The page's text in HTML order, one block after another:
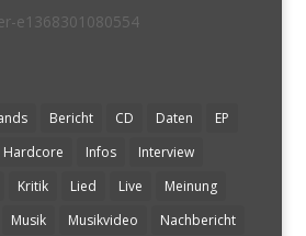
Bericht CD Daten
EP
Hardcore Infos
Interview
Kritik Lied Live
Meinung
Musik Musikvideo Nachbericht